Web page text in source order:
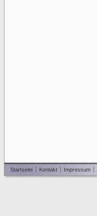
Startseite Kontakt Impressum